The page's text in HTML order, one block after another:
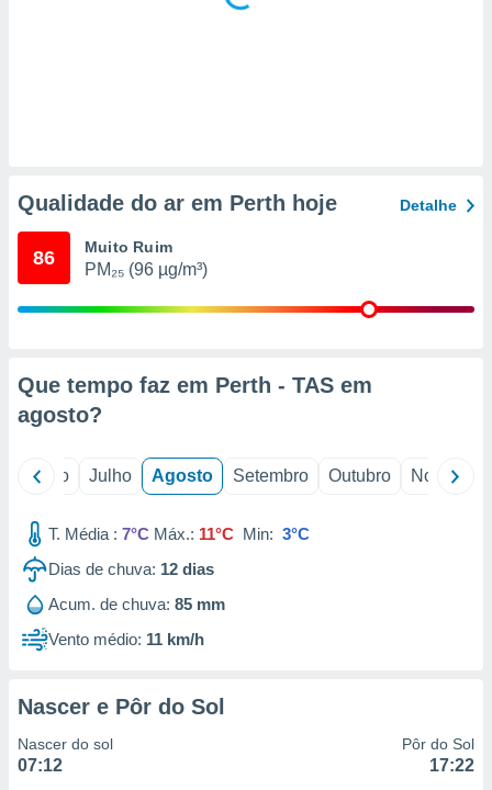
Qualidade do ar em Perth hoje Detalhe
86 Muito Ruim
PM₂₅ (96 µg/m³)
Que tempo faz em Perth - TAS em
agosto?
Junho Julho Agosto Setembro Outubro Novembro
T. Média : 7°C Máx.: 11°C Min: 3°C
Dias de chuva: 12 dias
Acum. de chuva: 85 mm
Vento médio: 11 km/h
Nascer e Pôr do Sol
Nascer do sol
07:12
Pôr do Sol
17:22